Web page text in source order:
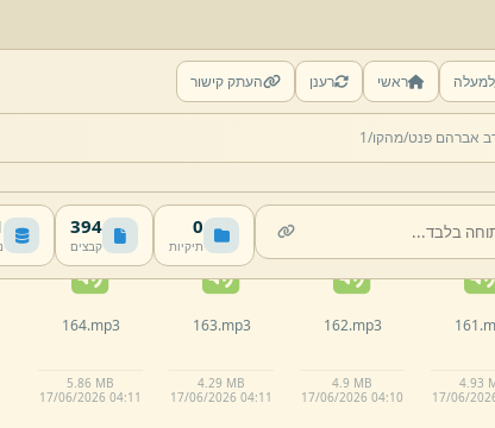
למעלה ראשי רענן העתק קישור
מהקו/1
0
תיקיות
394
קבצים
17/06/
17/06/2026 04:10
17/06/2026 04:10
17/06/2026 04:10
161.
4.93
17/06/
162.mp3
4.9 MB
17/06/2026 04:10
163.mp3
4.29 MB
17/06/2026 04:11
164.mp3
5.86 MB
17/06/2026 04:11